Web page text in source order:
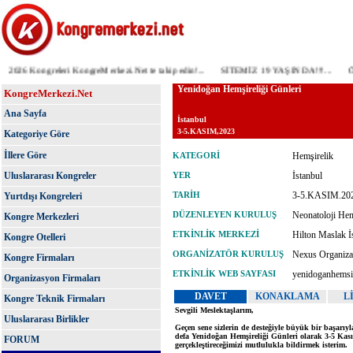
Kongreleri KongreMerkezi.Net te takip edin!... SİTEMİZ 19 YAŞINDA!!!...
KongreMerkezi.Net
Ana Sayfa
Kategoriye Göre
İllere Göre
Uluslararası Kongreler
Yurtdışı Kongreleri
Kongre Merkezleri
Kongre Otelleri
Kongre Firmaları
Organizasyon Firmaları
Kongre Teknik Firmaları
Uluslararası Birlikler
FORUM